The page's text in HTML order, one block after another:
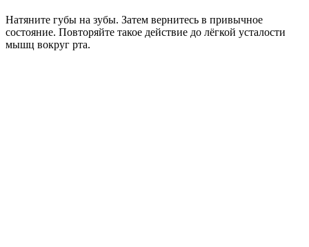
Натяните губы на зубы. Затем вернитесь в привычное
состояние. Повторяйте такое действие до лёгкой усталости
мышц вокруг рта.